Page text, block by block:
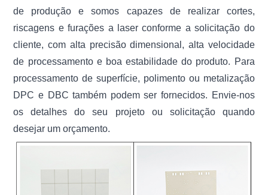
de produção e somos capazes de realizar cortes,
riscagens e furações a laser conforme a solicitação do
cliente, com alta precisão dimensional, alta velocidade
de processamento e boa estabilidade do produto. Para
processamento de superfície, polimento ou metalização
DPC e DBC também podem ser fornecidos. Envie-nos
os detalhes do seu projeto ou solicitação quando
desejar um orçamento.